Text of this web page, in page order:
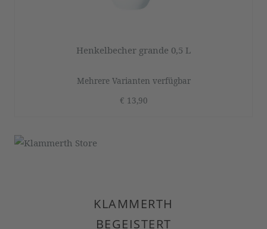
Henkelbecher grande 0,5 L
Mehrere Varianten verfügbar
€ 13,90
KLAMMERTH
BEGEISTERT